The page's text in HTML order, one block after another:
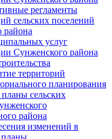
регламенты
сельских поселений
района
услуг
Сунженского района
территорий
планирования
сельских
района
изменений в
планы